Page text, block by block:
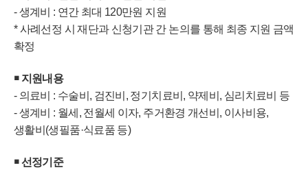
- 생계비 : 연간 최대 120만원 지원
* 사례선정 시 재단과 신청기관 간 논의를 통해 최종 지원 금액
확정
￭ 지원내용
- 의료비 : 수술비, 검진비, 정기치료비, 약제비, 심리치료비 등
- 생계비 : 월세, 전월세 이자, 주거환경 개선비, 이사비용,
생활비(생필품·식료품 등)
￭ 선정기준